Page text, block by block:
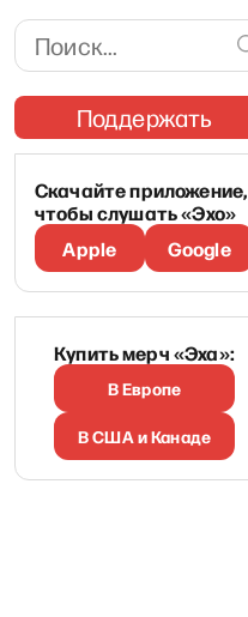
Поддержать
Скачайте приложение,
чтобы слушать «Эхо»
Apple
Google
Купить мерч «Эха»:
В Европе
В США и Канаде